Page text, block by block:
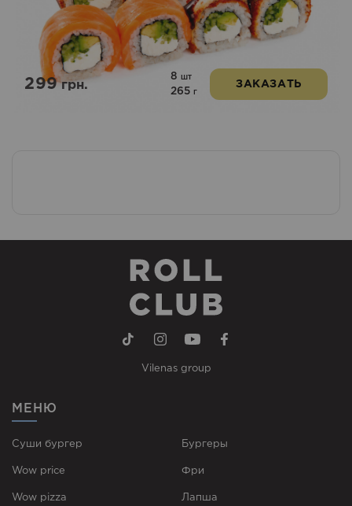
299грн.
8 шт
265 г
ЗАКАЗАТЬ
Vilenas group
МЕНЮ
Суши бургер
Wow price
Wow pizza
Бургеры
Фри
Лапша